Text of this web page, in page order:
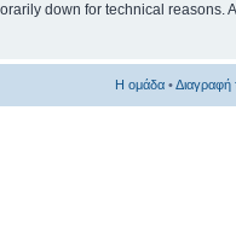
down for technical
Η ομάδα •